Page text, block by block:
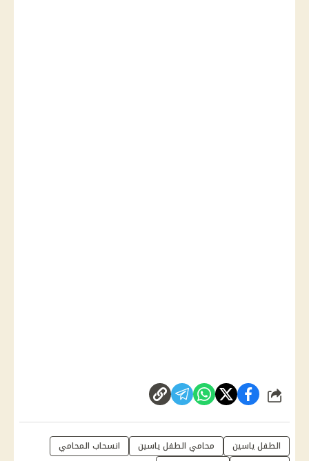
شارك
الطفل ياسين محامي الطفل ياسين
انسحاب المحامي